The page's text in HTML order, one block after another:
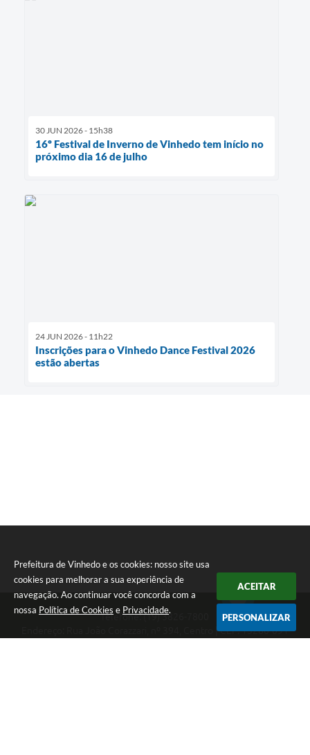
Prefeitura de Vinhedo e os cookies: nosso site usa
cookies para melhorar a sua experiência de
navegação. Ao continuar você concorda com a
nossa Política de Cookies e Privacidade.
ACEITAR
PERSONALIZAR
30 JUN 2026 - 15h38
16º Festival de Inverno de Vinhedo tem início no
próximo dia 16 de julho
24 JUN 2026 - 11h22
Inscrições para o Vinhedo Dance Festival 2026
estão abertas
Telefone: (19) 3826-7800
Endereço: Rua João Corazzari, nº 394, Centro | CEP: 13280-091